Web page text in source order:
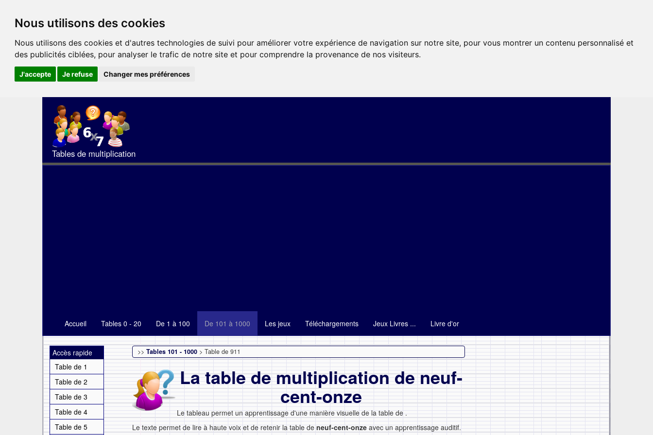
Nous utilisons des cookies
Nous utilisons des cookies et d'autres technologies de suivi pour améliorer votre expérience de navigation sur notre site, pour vous montrer un contenu personnalisé et
des publicités ciblées, pour analyser le trafic de notre site et pour comprendre la provenance de nos visiteurs.
J'accepte Je refuse Changer mes préférences
Tables de multiplication
Accueil Tables 0 - 20 De 1 à 100 De 101 à 1000 Les jeux Téléchargements Jeux Livres ... Livre d'or
Accès rapide
Table de 1
Table de 2
Table de 3
Table de 4
Table de 5
>> Tables 101 - 1000 > Table de 911
La table de multiplication de neuf-
cent-onze
Le tableau permet un apprentissage d'une manière visuelle de la table de .
Le texte permet de lire à haute voix et de retenir la table de neuf-cent-onze avec un apprentissage auditif.